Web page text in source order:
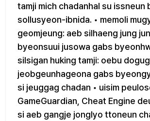
tamji mich chadanhal su issneun
sollusyeon-ibnida. • memoli
geomjeung: aeb silhaeng jung
byeonsuui jusowa gabs
silsigan huking tamji: oebu
jeobgeunhageona gabs
si jeuggag chadan • uisim
GameGuardian, Cheat Engine
si aeb gangje jonglyo ttoneun